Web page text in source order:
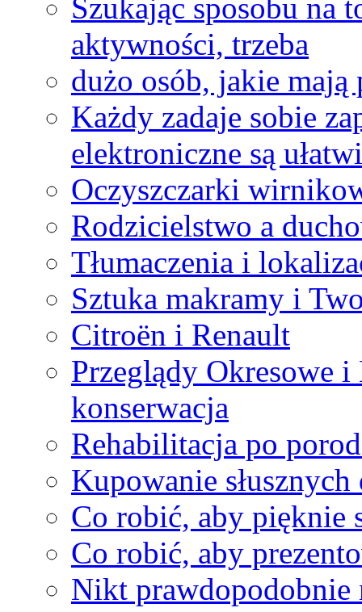
Szukając sposobu na
aktywności, trzeba
dużo osób, jakie
Każdy zadaje sobie
elektroniczne są
Oczyszczarki
Rodzicielstwo a
Tłumaczenia i
Sztuka makramy i
Citroën i Renault
Przeglądy Okresowe
konserwacja
Rehabilitacja po
Kupowanie
Co robić, aby pięknie
Co robić, aby
Nikt prawdopodobnie